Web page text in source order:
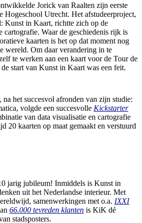
Jorick van Raalten zijn eerste
Hogeschool Utrecht. Het afstudeerproject,
Kunst in Kaart, richtte zich op de
cartografie. Waar de geschiedenis rijk is
kaarten is het op dat moment nog
wereld. Om daar verandering in te
te werken aan een kaart voor de Tour de
start van Kunst in Kaart was een feit.
na het succesvol afronden van zijn studie:
volgde een succesvolle Kickstarter
van data visualisatie en cartografie
20 kaarten op maat gemaakt en verstuurd
jarig jubileum! Inmiddels is Kunst in
uit het Nederlandse interieur. Met
samenwerkingen met o.a. IXXI
66.000 tevreden klanten is KiK dé
stadsposters.